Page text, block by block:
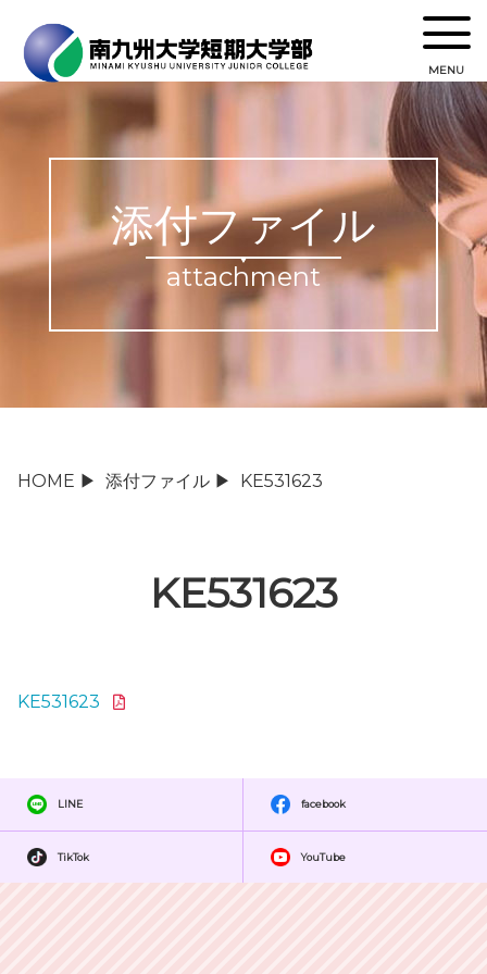
MENU
添付ファイル
attachment
HOME ▶ 添付ファイル ▶ KE531623
KE531623
KE531623
LINE facebook
TikTok YouTube